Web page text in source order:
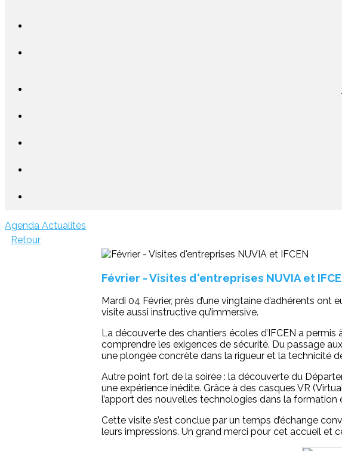
Agenda Actualités
Retour
Février - Visites d'entreprises NUVIA et
Mardi 04 Février, près d’une vingtaine d’adhérents
visite aussi instructive qu’immersive.
La découverte des chantiers écoles d’IFCEN a
comprendre les exigences de sécurité. Du passage
une plongée concrète dans la rigueur et la technicité
Autre point fort de la soirée : la découverte du
une expérience inédite. Grâce à des casques VR
l’apport des nouvelles technologies dans la formation
Cette visite s’est conclue par un temps d’échange
leurs impressions. Un grand merci pour cet accueil et